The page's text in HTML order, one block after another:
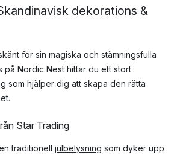
dekorations &
för sin magiska och stämningsfulla
på Nordic Nest hittar du ett stort
som hjälper dig att skapa den rätta
Star Trading
traditionell julbelysning som dyker upp